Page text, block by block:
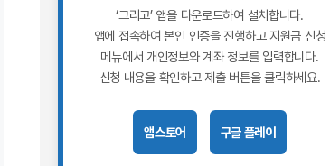
‘그리고’ 앱을 다운로드하여 설치합니다.
앱에 접속하여 본인 인증을 진행하고 지원금 신청
메뉴에서 개인정보와 계좌 정보를 입력합니다.
신청 내용을 확인하고 제출 버튼을 클릭하세요.
앱스토어 구글 플레이